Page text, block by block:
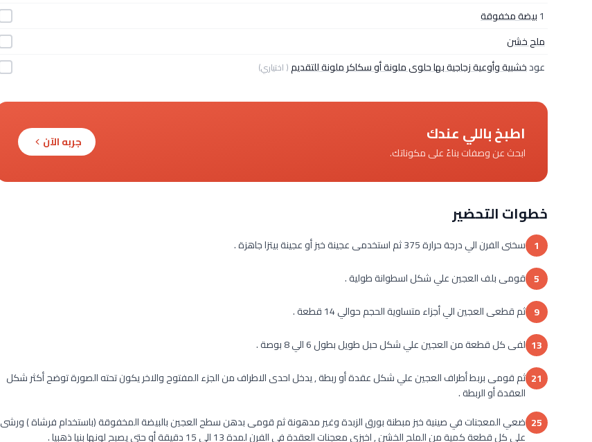
1بيضة مخفوقة
ملح خشن
عودخشبية وأوعية زجاجية بها حلوى ملونة أو سكاكر ملونة للتقديم( اختياري)
اطبخ باللي عندك
ابحث عن وصفات بناءً على مكوناتك.
جربه الآن
خطوات التحضير
1 سخنى الفرن الي درجة حرارة 375 ثم استخدمى عجينة خبز أو عجينة بيتزا جاهزة .
5 قومى بلف العجين علي شكل اسطوانة طولية .
9 ثم قطعى العجين الي أجزاء متساوية الحجم حوالي 14 قطعة .
13 لفى كل قطعة من العجين علي شكل حبل طويل بطول 6 الي 8 بوصة .
21 ثم قومى بربط أطراف العجين علي شكل عقدة أو ربطة , يدخل احدى الاطراف من الجزء المفتوح والاخر يكون تحته الصورة توضح أكثر شكل
العقدة أو الربطة .
25 ضعي المعجنات في صينية خبز مبطنة بورق الزبدة وغير مدهونة ثم قومى بدهن سطح العجين بالبيضة المخفوقة (باستخدام فرشاة ) ورشى
علي كل قطعة كمية من الملح الخشن , اخبزى معجنات العقدة في الفرن لمدة 13 الي 15 دقيقة أو حتى يصبح لونها بنيا ذهبيا .